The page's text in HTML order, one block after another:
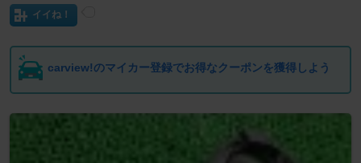
イイね！
carview!のマイカー登録でお得なクーポンを獲得しよう